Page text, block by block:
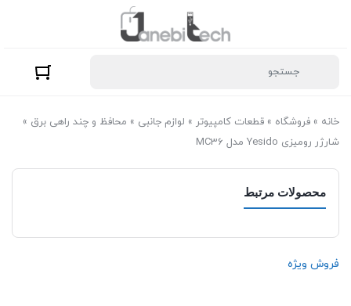
خانه » فروشگاه » قطعات کامپیوتر » لوازم جانبی » محافظ و چند راهی برق »
شارژر رومیزی Yesido مدل MC36
محصولات مرتبط
فروش ویژه